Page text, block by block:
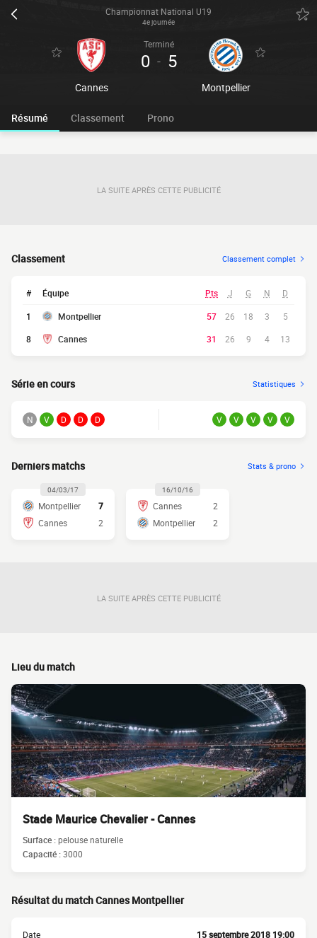
Championnat National U19
4e journée
Cannes
Terminé
0 - 5
Montpellier
Résumé Classement Prono
LA SUITE APRÈS CETTE PUBLICITÉ
Classement Classement complet
# Équipe Pts J G N D
1 Montpellier 57 26 18 3
5
8
Cannes 31 26 9 4 13
Série en cours Statistiques
N V D D D V V V V V
Derniers matchs Stats & prono
04/03/17
Montpellier
7
Cannes
2
16/10/16
Cannes
2
Montpellier
2
LA SUITE APRÈS CETTE PUBLICITÉ
Lieu du match
Stade Maurice Chevalier - Cannes
Surface :pelouse naturelle
Capacité :3000
Résultat du match Cannes Montpellier
Date 15 septembre 2018 19:00